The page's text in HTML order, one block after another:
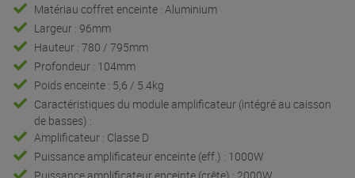
Matériau coffret enceinte : Aluminium
Largeur : 96mm
Hauteur : 780 / 795mm
Profondeur : 104mm
Poids enceinte : 5,6 / 5.4kg
Caractéristiques du module amplificateur (intégré au caisson
de basses) :
Amplificateur : Classe D
Puissance amplificateur enceinte (eff.) : 1000W
Puissance amplificateur enceinte (crête) : 2000W